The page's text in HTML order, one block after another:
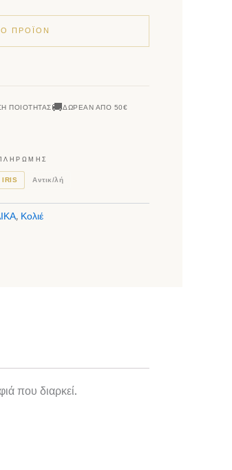
ΠΡΟΪΌΝ
ΠΟΙΌΤΗΤΑΣ🚚ΔΩΡΕΆΝ ΑΠΌ 50€
IRIS Αντικ/λή
, Κολιέ
που διαρκεί.